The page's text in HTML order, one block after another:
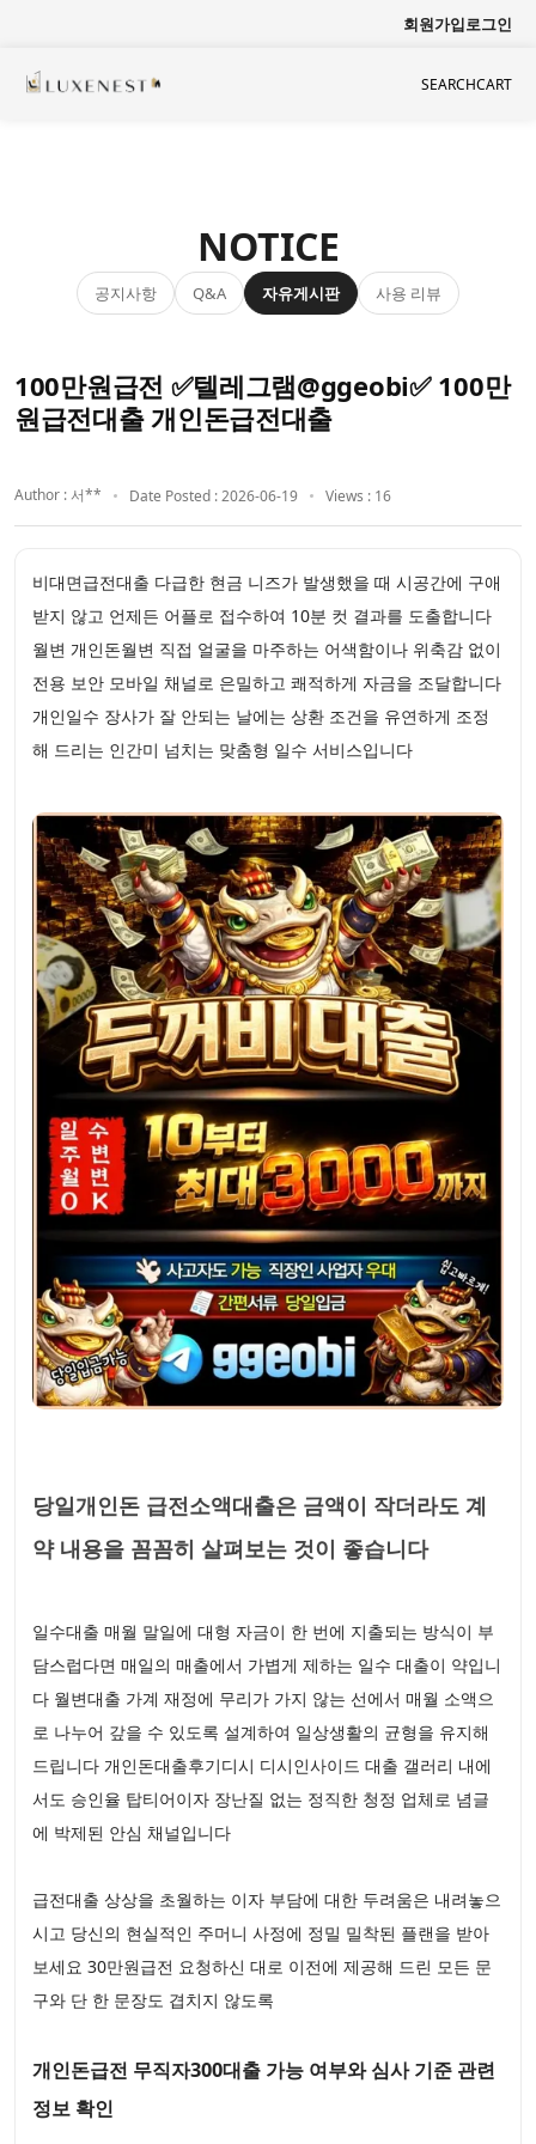
회원가입로그인
SEARCHCART
NOTICE
공지사항 Q&A 자유게시판 사용 리뷰
100만원급전 ✅텔레그램@ggeobi✅ 100만
원급전대출 개인돈급전대출
Author : 서** Date Posted : 2026-06-19 Views : 16
비대면급전대출 다급한 현금 니즈가 발생했을 때 시공간에 구애
받지 않고 언제든 어플로 접수하여 10분 컷 결과를 도출합니다
월변 개인돈월변 직접 얼굴을 마주하는 어색함이나 위축감 없이
전용 보안 모바일 채널로 은밀하고 쾌적하게 자금을 조달합니다
개인일수 장사가 잘 안되는 날에는 상환 조건을 유연하게 조정
해 드리는 인간미 넘치는 맞춤형 일수 서비스입니다
당일개인돈 급전소액대출은 금액이 작더라도 계
약 내용을 꼼꼼히 살펴보는 것이 좋습니다
일수대출 매월 말일에 대형 자금이 한 번에 지출되는 방식이 부
담스럽다면 매일의 매출에서 가볍게 제하는 일수 대출이 약입니
다 월변대출 가계 재정에 무리가 가지 않는 선에서 매월 소액으
로 나누어 갚을 수 있도록 설계하여 일상생활의 균형을 유지해
드립니다 개인돈대출후기디시 디시인사이드 대출 갤러리 내에
서도 승인율 탑티어이자 장난질 없는 정직한 청정 업체로 념글
에 박제된 안심 채널입니다
급전대출 상상을 초월하는 이자 부담에 대한 두려움은 내려놓으
시고 당신의 현실적인 주머니 사정에 정밀 밀착된 플랜을 받아
보세요 30만원급전 요청하신 대로 이전에 제공해 드린 모든 문
구와 단 한 문장도 겹치지 않도록
개인돈급전 무직자300대출 가능 여부와 심사 기준 관련
정보 확인